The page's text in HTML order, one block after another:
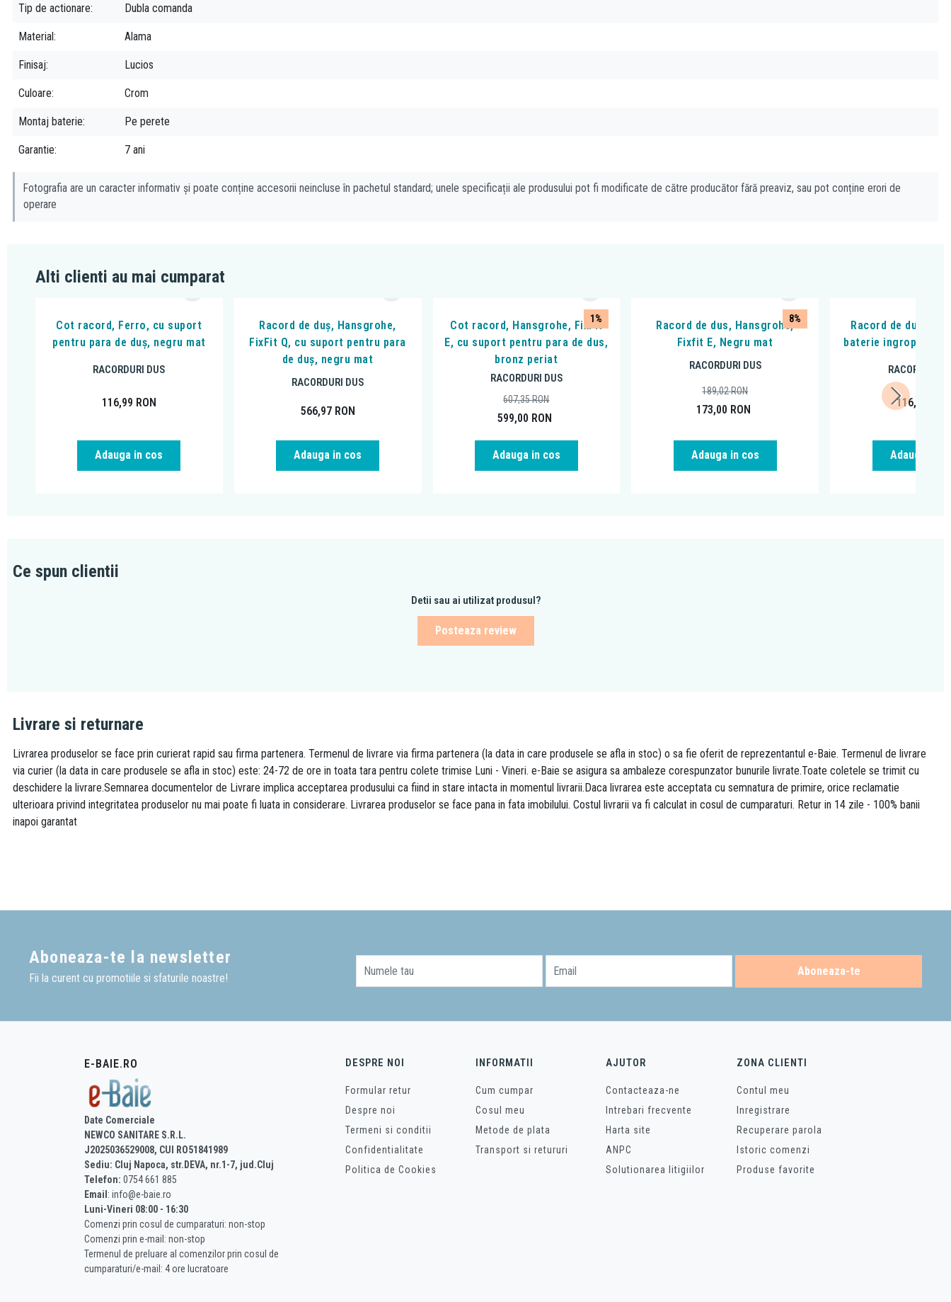
Tip de actionare Dubla comanda
Material Alama
Finisaj Lucios
Culoare Crom
Montaj baterie Pe perete
Garantie 7 ani
Fotografia are un caracter informativ și poate conține accesorii neincluse în pachetul standard; unele specificații ale produsului pot fi modificate de către producător fără preaviz, sau pot conține erori de
operare
Alti clienti au mai cumparat
Cot racord, Ferro, cu suport
pentru para de duș, negru mat
RACORDURI DUS
116,99 RON
Adauga in cos
Racord de duș, Hansgrohe,
FixFit Q, cu suport pentru para
de duș, negru mat
RACORDURI DUS
566,97 RON
Adauga in cos
1%
Cot racord, Hansgrohe, FixFit
E, cu suport pentru para de dus,
bronz periat
RACORDURI DUS
599,00 RON
607,35RON
Adauga in cos
8%
Racord de dus, Hansgrohe,
Fixfit E, Negru mat
RACORDURI DUS
173,00 RON
189,02RON
Adauga in cos
Racord de dus,
baterie ingropata,
RACORDURI
116,99
Adauga in
Ce spun clientii
Detii sau ai utilizat produsul?
Posteaza review
Livrare si returnare
Livrarea produselor se face prin curierat rapid sau firma partenera. Termenul de livrare via firma partenera (la data in care produsele se afla in stoc) o sa fie oferit de reprezentantul e-Baie. Termenul de livrare
via curier (la data in care produsele se afla in stoc) este: 24-72 de ore in toata tara pentru colete trimise Luni - Vineri. e-Baie se asigura sa ambaleze corespunzator bunurile livrate.Toate coletele se trimit cu
deschidere la livrare.Semnarea documentelor de Livrare implica acceptarea produsului ca fiind in stare intacta in momentul livrarii.Daca livrarea este acceptata cu semnatura de primire, orice reclamatie
ulterioara privind integritatea produselor nu mai poate fi luata in considerare. Livrarea produselor se face pana in fata imobilului. Costul livrarii va fi calculat in cosul de cumparaturi. Retur in 14 zile - 100% banii
inapoi garantat
Aboneaza-te la newsletter
Fii la curent cu promotiile si sfaturile noastre!
Numele tau Email Aboneaza-te
E-BAIE.RO
Date Comerciale
NEWCO SANITARE S.R.L.
J2025036529008, CUI RO51841989
Sediu: Cluj Napoca, str.DEVA, nr.1-7, jud.Cluj
Telefon: 0754 661 885
Email : info@e-baie.ro
Luni-Vineri 08:00 - 16:30
Comenzi prin cosul de cumparaturi: non-stop
Comenzi prin e-mail: non-stop
Termenul de preluare al comenzilor prin cosul de
cumparaturi/e-mail: 4 ore lucratoare
DESPRE NOI
Formular retur
Despre noi
Termeni si conditii
Confidentialitate
Politica de Cookies
INFORMATII
Cum cumpar
Cosul meu
Metode de plata
Transport si retururi
AJUTOR
Contacteaza-ne
Intrebari frecvente
Harta site
ANPC
Solutionarea litigiilor
ZONA CLIENTI
Contul meu
Inregistrare
Recuperare parola
Istoric comenzi
Produse favorite